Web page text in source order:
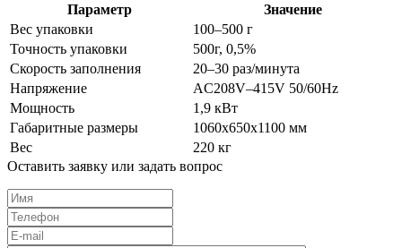
Параметр
Значение
Вес упаковки
100–500 г
Точность упаковки
500г, 0,5%
Скорость заполнения
20–30 раз/минута
Напряжение
AC208V–415V 50/60Hz
Мощность
1,9 кВт
Габаритные размеры
1060x650x1100 мм
Вес
220 кг
Оставить заявку или задать вопрос